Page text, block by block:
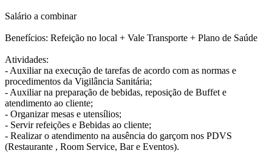
Salário a combinar
Benefícios: Refeição no local + Vale Transporte + Plano de Saúde
Atividades:
- Auxiliar na execução de tarefas de acordo com as normas e
procedimentos da Vigilância Sanitária;
- Auxiliar na preparação de bebidas, reposição de Buffet e
atendimento ao cliente;
- Organizar mesas e utensílios;
- Servir refeições e Bebidas ao cliente;
- Realizar o atendimento na ausência do garçom nos PDVS
(Restaurante , Room Service, Bar e Eventos).